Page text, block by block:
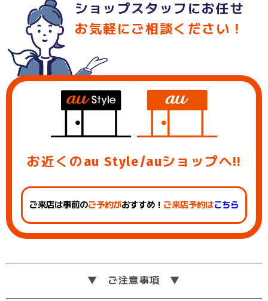
ショップスタッフにお任せ
お気軽にご相談ください！
お近くのau Style/auショップへ!!
ご来店は事前のご予約がおすすめ！ ご来店予約はこちら
ご注意事項